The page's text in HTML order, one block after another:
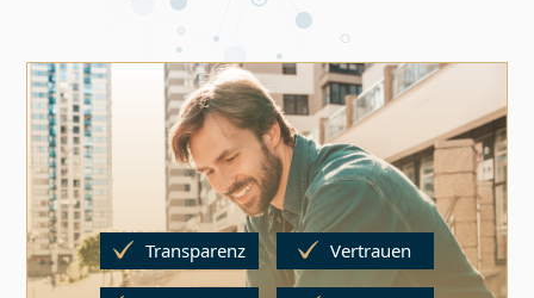
Transparenz Vertrauen